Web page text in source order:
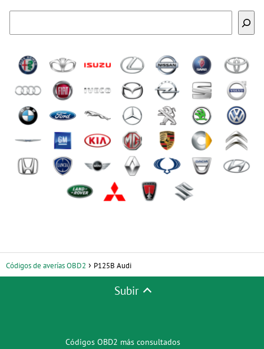
Códigos de averías OBD2 P125B Audi
Subir
Códigos OBD2 más consultados